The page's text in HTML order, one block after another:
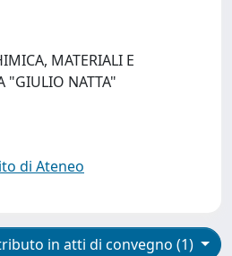
MATERIALI E
"GIULIO NATTA"
di Ateneo
in atti di convegno (1)